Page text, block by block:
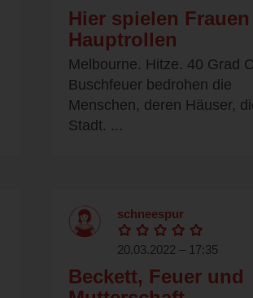
Hier spielen
Hauptrollen
Melbourne. Hitze. 40 Grad
Buschfeuer bedrohen die
Menschen, deren Häuser,
Stadt. ...
schneespur
20.03.2022 – 17:35
Beckett, Feuer und